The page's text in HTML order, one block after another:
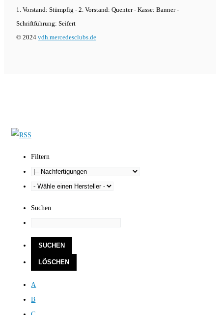
1. Vorstand: Stümpfig - 2. Vorstand: Quenter - Kasse: Banner -
Schriftführung: Seifert
© 2024 vdh.mercedesclubs.de
Filtern
Suchen
A
B